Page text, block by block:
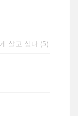
살고 싶다 (5)